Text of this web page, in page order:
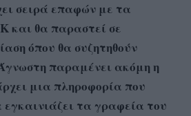
σειρά επαφών με τα
και θα παραστεί σε
όπου θα συζητηθούν
παραμένει ακόμη η
μια πληροφορία που
εγκαινιάζει τα γραφεία του